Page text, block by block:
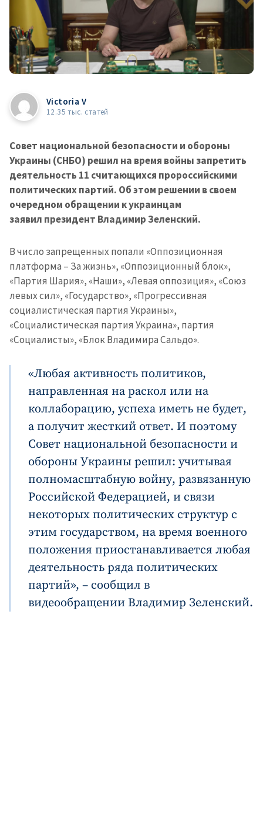
Victoria V
12.35 тыс. статей
Совет национальной безопасности и обороны
Украины (СНБО) решил на время войны запретить
деятельность 11 считающихся пророссийскими
политических партий. Об этом решении в своем
очередном обращении к украинцам
заявил президент Владимир Зеленский.
В число запрещенных попали «Оппозиционная
платформа – За жизнь», «Оппозиционный блок»,
«Партия Шария», «Наши», «Левая оппозиция», «Союз
левых сил», «Государство», «Прогрессивная
социалистическая партия Украины»,
«Социалистическая партия Украина», партия
«Социалисты», «Блок Владимира Сальдо».
«Любая активность политиков,
направленная на раскол или на
коллаборацию, успеха иметь не будет,
а получит жесткий ответ. И поэтому
Совет национальной безопасности и
обороны Украины решил: учитывая
полномасштабную войну, развязанную
Российской Федерацией, и связи
некоторых политических структур с
этим государством, на время военного
положения приостанавливается любая
деятельность ряда политических
партий», – сообщил в
видеообращении Владимир Зеленский.